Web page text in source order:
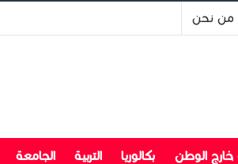
من نحن
خارج الوطن بكالوريا التربية الجامعة